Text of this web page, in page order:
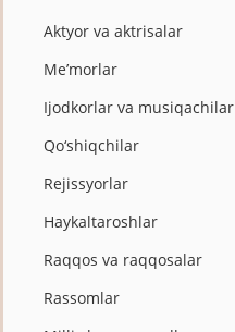
Aktyor va aktrisalar
Me’morlar
Ijodkorlar va musiqachilar
Qo‘shiqchilar
Rejissyorlar
Haykaltaroshlar
Raqqos va raqqosalar
Rassomlar